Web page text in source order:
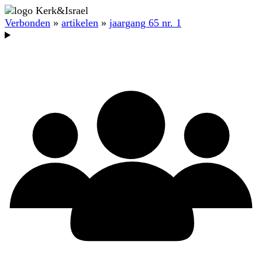
Verbonden » artikelen » jaargang 65 nr. 1